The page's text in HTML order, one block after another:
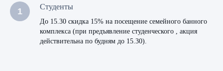
Студенты
До 15.30 скидка 15% на посещение семейного банного
комплекса (при предъявление студенческого , акция
действительна по будням до 15.30).